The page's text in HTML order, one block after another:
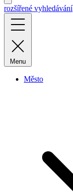
rozšířené vyhledávání
Menu
Město